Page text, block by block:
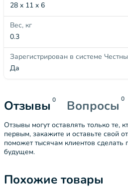
28 x 11 x 6
Вес, кг
0.3
Зарегистрирован в системе
Да
Отзывы 0 Вопросы 0
Отзывы могут оставлять только те,
первым, закажите и оставьте свой
поможет тысячам клиентов
будущем.
Похожие товары